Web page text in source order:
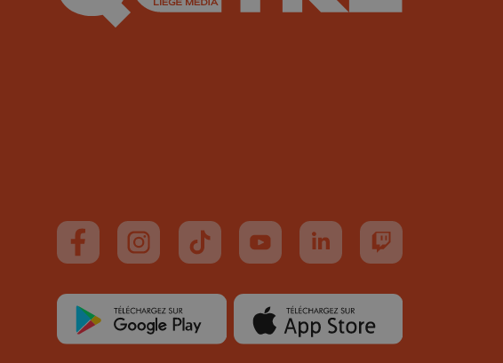
Suivez-nous sur FaceBook
Suivez-nous sur Instagram
Suivez-nous sur TikTok
Suivez-nous sur YouTube
Suivez-nous sur LinkedIn
Suivez-nous sur